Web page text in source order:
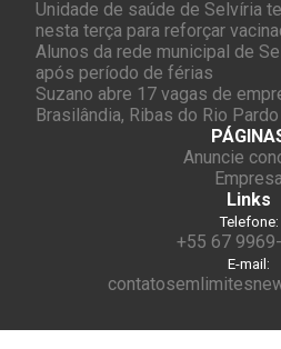
Unidade de saúde de Selvíria
nesta terça para reforçar
Alunos da rede municipal de
após período de férias
Suzano abre 17 vagas de
Brasilândia, Ribas do Rio
Anuncie
Empresa
Links
Telefone:
+55 67
E-mail: